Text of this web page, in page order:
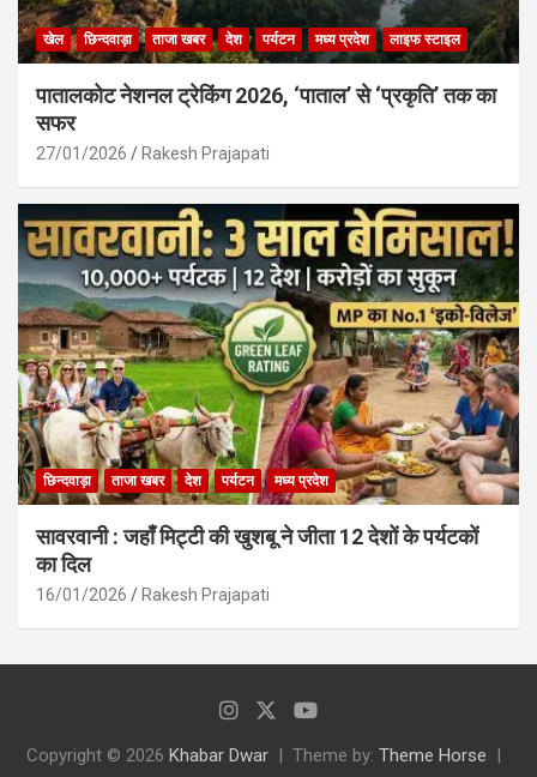
खेल छिन्दवाड़ा ताजा खबर देश पर्यटन मध्य प्रदेश लाइफ स्टाइल
पातालकोट नेशनल ट्रेकिंग 2026, ‘पाताल’ से ‘प्रकृति’ तक का
सफर
27/01/2026 Rakesh Prajapati
छिन्दवाड़ा ताजा खबर देश पर्यटन मध्य प्रदेश
सावरवानी : जहाँ मिट्टी की खुशबू ने जीता 12 देशों के पर्यटकों
का दिल
16/01/2026 Rakesh Prajapati
Copyright © 2026 Khabar Dwar Theme by: Theme Horse